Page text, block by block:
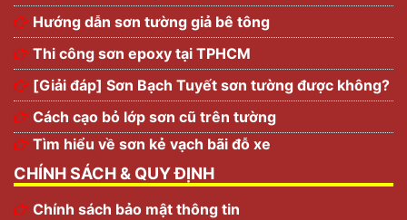
Hướng dẫn sơn tường giả bê tông
Thi công sơn epoxy tại TPHCM
[Giải đáp] Sơn Bạch Tuyết sơn tường được không?
Cách cạo bỏ lớp sơn cũ trên tường
Tìm hiểu về sơn kẻ vạch bãi đỗ xe
CHÍNH SÁCH & QUY ĐỊNH
Chính sách bảo mật thông tin